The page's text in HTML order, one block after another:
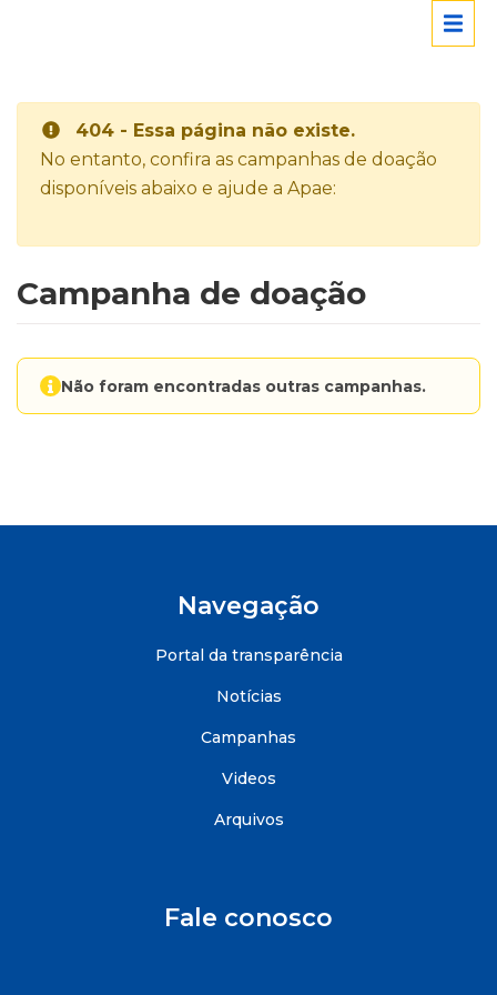
404 - Essa página não existe.
No entanto, confira as campanhas de doação
disponíveis abaixo e ajude a Apae:
Campanha de doação
Não foram encontradas outras campanhas.
Navegação
Portal da transparência
Notícias
Campanhas
Videos
Arquivos
Fale conosco